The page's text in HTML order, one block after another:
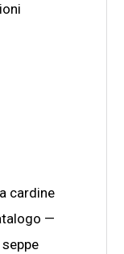
cardine
—